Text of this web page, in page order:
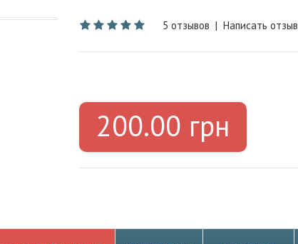
5 отзывов |Написать отзыв
200.00 грн